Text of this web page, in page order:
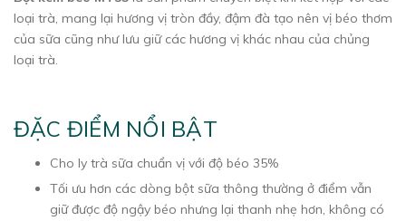
loại trà, mang lại hương vị tròn đầy, đậm đà tạo nên vị béo thơm
của sữa cũng như lưu giữ các hương vị khác nhau của chủng
loại trà.
ĐẶC ĐIỂM NỔI BẬT
Cho ly trà sữa chuẩn vị với độ béo 35%
Tối ưu hơn các dòng bột sữa thông thường ở điểm vẫn
giữ được độ ngậy béo nhưng lại thanh nhẹ hơn, không có